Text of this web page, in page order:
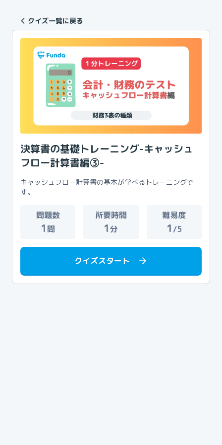
クイズ一覧に戻る
決算書の基礎トレーニング-キャッシュ
フロー計算書編③-
キャッシュフロー計算書の基本が学べるトレーニングで
す。
問題数
1 問
所要時間
1分
難易度
1 /5
クイズスタート